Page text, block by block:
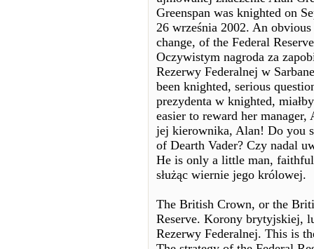
Greenspan was knighted on
26 września 2002. An
change, of the Federal
Oczywistym nagroda za
Rezerwy Federalnej w
been knighted, serious
prezydenta w knighted,
easier to reward her manager,
jej kierownika, Alan! Do you
of Dearth Vader? Czy nadal
He is only a little man,
służąc wiernie jego królowej.
The British Crown, or the
Reserve. Korony brytyjskiej,
Rezerwy Federalnej. This is